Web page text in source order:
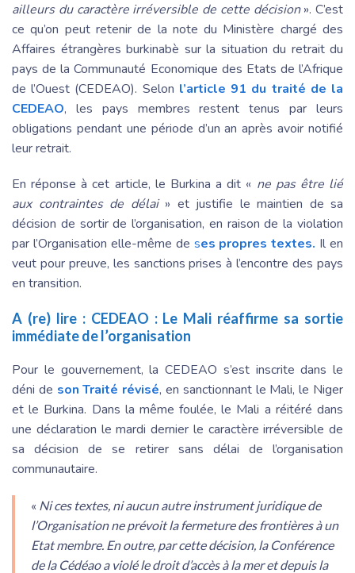
ailleurs du caractère irréversible de cette décision». C’est
ce qu’on peut retenir de la note du Ministère chargé des
Affaires étrangères burkinabè sur la situation du retrait du
pays de la Communauté Economique des Etats de l’Afrique
de l’Ouest (CEDEAO). Selon l’article 91 du traité de la
CEDEAO, les pays membres restent tenus par leurs
obligations pendant une période d’un an après avoir notifié
leur retrait.
En réponse à cet article, le Burkina a dit « ne pas être lié
aux contraintes de délai » et justifie le maintien de sa
décision de sortir de l’organisation, en raison de la violation
par l’Organisation elle-même de ses propres textes. Il en
veut pour preuve, les sanctions prises à l’encontre des pays
en transition.
A (re) lire : CEDEAO : Le Mali réaffirme sa sortie
immédiate de l’organisation
Pour le gouvernement, la CEDEAO s’est inscrite dans le
déni de son Traité révisé, en sanctionnant le Mali, le Niger
et le Burkina. Dans la même foulée, le Mali a réitéré dans
une déclaration le mardi dernier le caractère irréversible de
sa décision de se retirer sans délai de l’organisation
communautaire.
« Ni ces textes, ni aucun autre instrument juridique de
l’Organisation ne prévoit la fermeture des frontières à un
Etat membre. En outre, par cette décision, la Conférence
de la Cédéao a violé le droit d’accès à la mer et depuis la